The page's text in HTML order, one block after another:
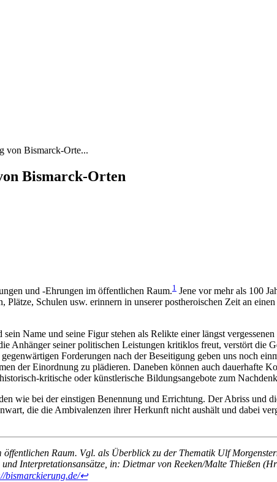
von Bismarck-Orte...
Bismarck-Orten
und -Ehrungen im öffentlichen Raum.1 Jene vor mehr als 100
Schulen usw. erinnern in unserer postheroischen Zeit an
Name und seine Figur stehen als Relikte einer längst
Anhänger seiner politischen Leistungen kritiklos freut, verstört die
Forderungen nach der Beseitigung geben uns noch
der Einordnung zu plädieren. Daneben können auch dauerhafte
kritische oder künstlerische Bildungsangebote zum
wie bei der einstigen Benennung und Errichtung. Der Abriss und
die die Ambivalenzen ihrer Herkunft nicht aushält und dabei
Raum. Vgl. als Überblick zu der Thematik Ulf
Interpretationsansätze, in: Dietmar von Reeken/Malte Thießen
bismarckierung.de/↩